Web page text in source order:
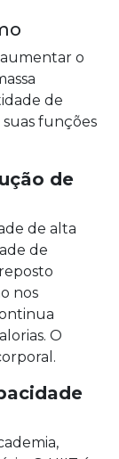
aumentar o
de
funções
de
de alta
de
nos
O